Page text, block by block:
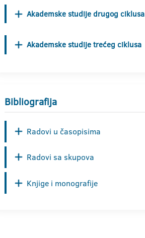
Akademske studije drugog ciklusa
Akademske studije trećeg ciklusa
Bibliografija
Radovi u časopisima
Radovi sa skupova
Knjige i monografije